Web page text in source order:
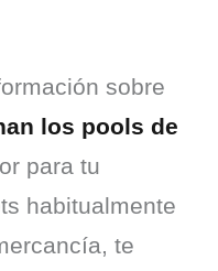
los pools de
para tu
habitualmente
te